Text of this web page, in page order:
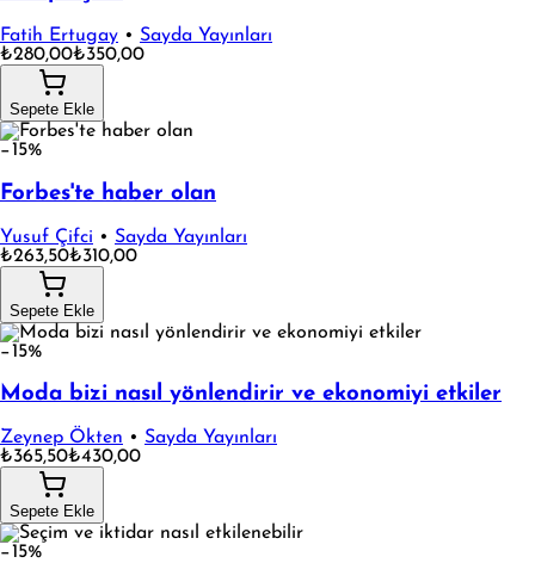
Fatih Ertugay • Sayda Yayınları
₺280,00₺350,00
Sepete Ekle
−15%
Forbes'te haber olan
Yusuf Çifci • Sayda Yayınları
₺263,50₺310,00
Sepete Ekle
−15%
Moda bizi nasıl yönlendirir ve ekonomiyi etkiler
Zeynep Ökten • Sayda Yayınları
₺365,50₺430,00
Sepete Ekle
−15%